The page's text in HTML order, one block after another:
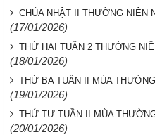
CHÚA NHẬT II THƯỜNG NIÊN
(17/01/2026)
THỨ HAI TUẦN 2 THƯỜNG
(18/01/2026)
THỨ BA TUẦN II MÙA
(19/01/2026)
THỨ TƯ TUẦN II MÙA
(20/01/2026)